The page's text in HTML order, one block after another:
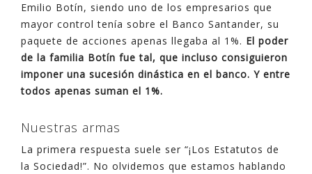
Emilio Botín, siendo uno de los empresarios que
mayor control tenía sobre el Banco Santander, su
paquete de acciones apenas llegaba al 1%. El poder
de la familia Botín fue tal, que incluso consiguieron
imponer una sucesión dinástica en el banco. Y entre
todos apenas suman el 1%.
Nuestras armas
La primera respuesta suele ser “¡Los Estatutos de
la Sociedad!”. No olvidemos que estamos hablando